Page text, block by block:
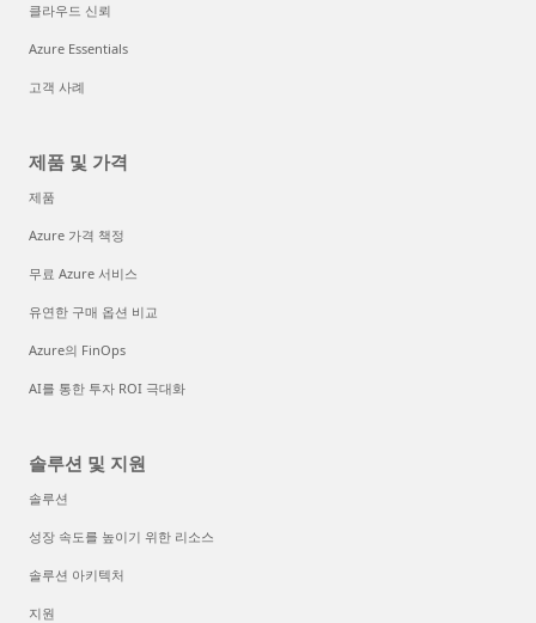
클라우드 신뢰
Azure Essentials
고객 사례
제품 및 가격
제품
Azure 가격 책정
무료 Azure 서비스
유연한 구매 옵션 비교
Azure의 FinOps
AI를 통한 투자 ROI 극대화
솔루션 및 지원
솔루션
성장 속도를 높이기 위한 리소스
솔루션 아키텍처
지원